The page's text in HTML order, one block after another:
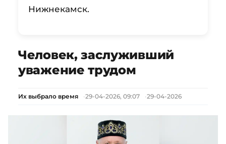
Нижнекамск.
Человек, заслуживший
уважение трудом
Их выбрало время 29-04-2026, 09:07 29-04-2026